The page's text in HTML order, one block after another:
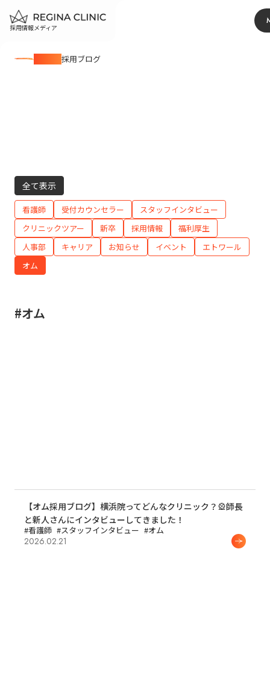
採用情報メディア
BLOG採用ブログ
全て表示
看護師 受付カウンセラー
スタッフインタビュー
クリニックツアー
新卒 採用情報
福利厚生
人事部
キャリア お知らせ イベント
エトワール
オム
#オム
【オム採用ブログ】横浜院ってどんなクリニック？🎡師長
と新人さんにインタビューしてきました！
#看護師 #スタッフインタビュー #オム
2026.02.21